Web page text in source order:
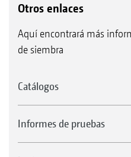
Otros enlaces
Aquí encontrará más
de siembra
Catálogos
Informes de pruebas